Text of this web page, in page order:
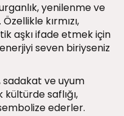
yenilenme ve
kırmızı,
aşkı ifade etmek için
seven biriyseniz
sadakat ve uyum
saflığı,
ederler.